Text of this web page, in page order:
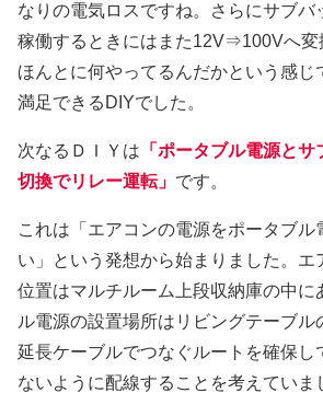
なりの電気ロスですね。さらにサブバ
稼働するときにはまた12V⇒100Vへ変
ほんとに何やってるんだかという感じ
満足できるDIYでした。
次なるＤＩＹは 「ポータブル電源と
切換でリレー運転」 です。
これは「エアコンの電源をポータブル
い」という発想から始まりました。エ
位置はマルチルーム上段収納庫の中に
ル電源の設置場所はリビングテーブル
延長ケーブルでつなぐルートを確保し
ないように配線することを考えていま